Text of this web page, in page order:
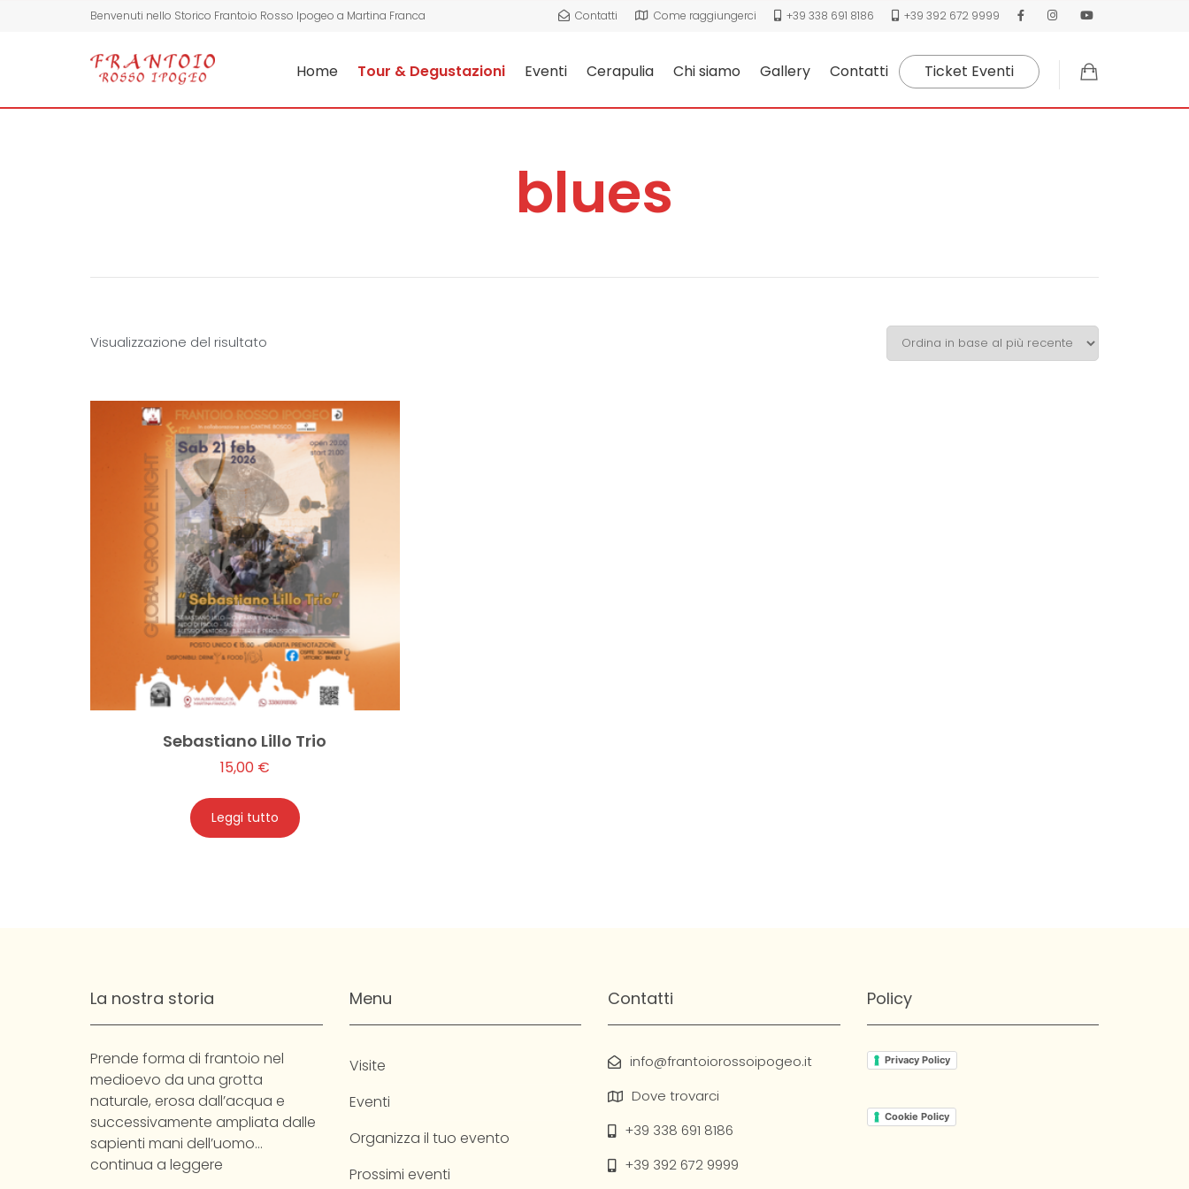
Benvenuti nello Storico Frantoio Rosso Ipogeo a Martina Franca Contatti Come raggiungerci +39 338 691 8186 +39 392 672 9999
Home Tour & Degustazioni Eventi Cerapulia Chi siamo Gallery Contatti Ticket Eventi
blues
Visualizzazione del risultato
Sebastiano Lillo Trio
15,00 €
Leggi tutto
La nostra storia
Prende forma di frantoio nel
medioevo da una grotta
naturale, erosa dall’acqua e
successivamente ampliata dalle
sapienti mani dell’uomo…
continua a leggere
Menu
Visite
Eventi
Organizza il tuo evento
Prossimi eventi
Contatti
info@frantoiorossoipogeo.it
Dove trovarci
+39 338 691 8186
+39 392 672 9999
Policy
Privacy Policy
Cookie Policy